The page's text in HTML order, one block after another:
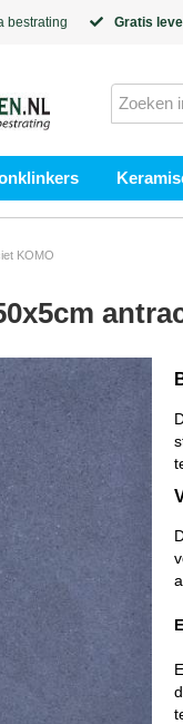
bestrating Gratis
KOMO